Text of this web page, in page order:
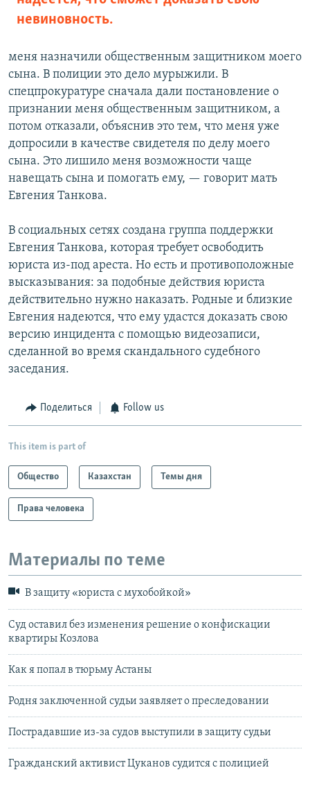
невиновность.
меня назначили общественным защитником моего
сына. В полиции это дело мурыжили. В
спецпрокуратуре сначала дали постановление о
признании меня общественным защитником, а
потом отказали, объяснив это тем, что меня уже
допросили в качестве свидетеля по делу моего
сына. Это лишило меня возможности чаще
навещать сына и помогать ему, — говорит мать
Евгения Танкова.
В социальных сетях создана группа поддержки
Евгения Танкова, которая требует освободить
юриста из-под ареста. Но есть и противоположные
высказывания: за подобные действия юриста
действительно нужно наказать. Родные и близкие
Евгения надеются, что ему удастся доказать свою
версию инцидента с помощью видеозаписи,
сделанной во время скандального судебного
заседания.
Поделиться Follow us
This item is part of
Общество Казахстан Темы дня
Права человека
Материалы по теме
В защиту «юриста с мухобойкой»
Суд оставил без изменения решение о конфискации
квартиры Козлова
Как я попал в тюрьму Астаны
Родня заключенной судьи заявляет о преследовании
Пострадавшие из-за судов выступили в защиту судьи
Гражданский активист Цуканов судится с полицией